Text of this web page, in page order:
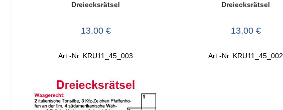
Dreiecksrätsel
13,00 €
Art.-Nr. KRU11_45_003
Dreiecksrätsel
13,00 €
Art.-Nr. KRU11_45_002